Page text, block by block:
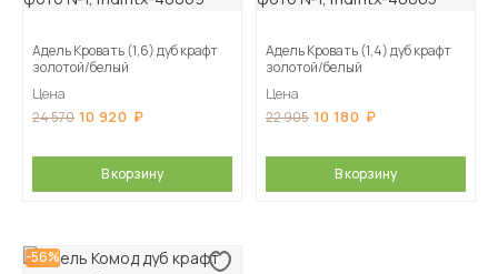
Адель Кровать (1,6) дуб крафт
золотой/белый
Цена
24 570 10 920
В корзину
Адель Кровать (1,4) дуб крафт
золотой/белый
Цена
22 905 10 180
В корзину
-56%